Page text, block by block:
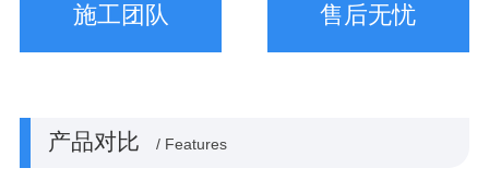
施工团队
售后无忧
产品对比 / Features